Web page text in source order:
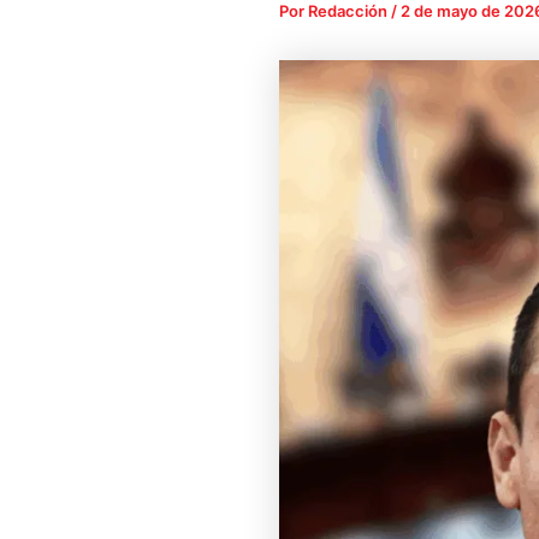
Por Redacción / 2 de mayo de